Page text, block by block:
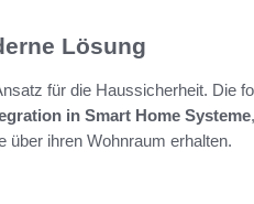
Lösung
für die Haussicherheit. Die
in Smart Home Systeme
über ihren Wohnraum erhalten.